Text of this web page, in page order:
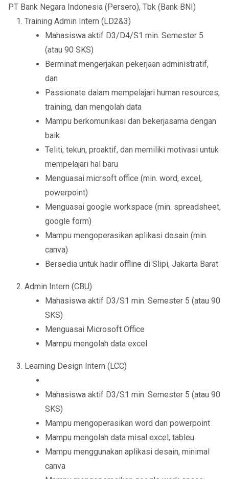
PT Bank Negara Indonesia (Persero), Tbk (Bank BNI)
Training Admin Intern (LD2&3)
Mahasiswa aktif D3/D4/S1 min. Semester 5
(atau 90 SKS)
Berminat mengerjakan pekerjaan administratif,
dan
Passionate dalam mempelajari human resources,
training, dan mengolah data
Mampu berkomunikasi dan bekerjasama dengan
baik
Teliti, tekun, proaktif, dan memiliki motivasi untuk
mempelajari hal baru
Menguasai micrsoft office (min. word, excel,
powerpoint)
Menguasai google workspace (min. spreadsheet,
google form)
Mampu mengoperasikan aplikasi desain (min.
canva)
Bersedia untuk hadir offline di Slipi, Jakarta Barat
Admin Intern (CBU)
Mahasiswa aktif D3/S1 min. Semester 5 (atau 90
SKS)
Menguasai Microsoft Office
Mampu mengolah data excel
Learning Design Intern (LCC)
Mahasiswa aktif D3/S1 min. Semester 5 (atau 90
SKS)
Mampu mengoperasikan word dan powerpoint
Mampu mengolah data misal excel, tableu
Mampu menggunakan aplikasi desain, minimal
canva